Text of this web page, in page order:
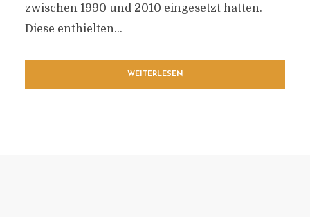
zwischen 1990 und 2010 eingesetzt hatten.
Diese enthielten...
WEITERLESEN